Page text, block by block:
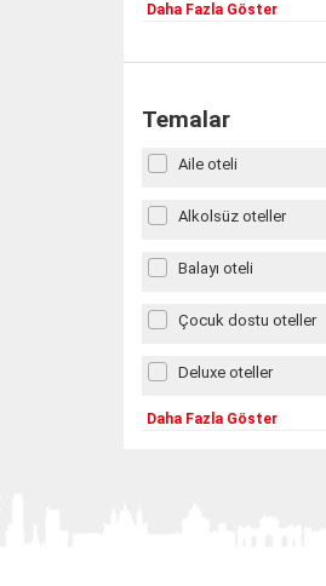
Daha Fazla Göster
Temalar
Aile oteli
Alkolsüz oteller
Balayı oteli
Çocuk dostu oteller
Deluxe oteller
Daha Fazla Göster